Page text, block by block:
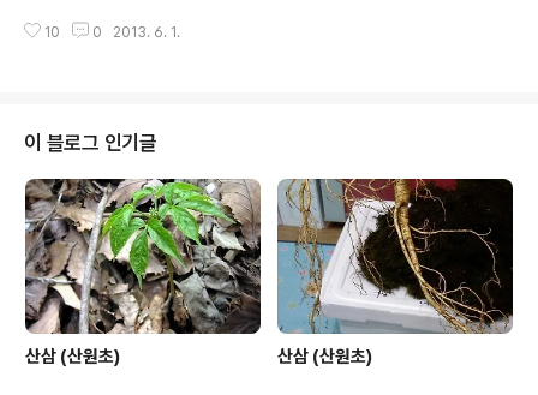
다... 시험 편안하게 잘 보기를 기원합니다. [출처] 6월의 송
10 0 2013. 6. 1.
이 블로그 인기글
산삼 (산원초) 산삼 (산원초)